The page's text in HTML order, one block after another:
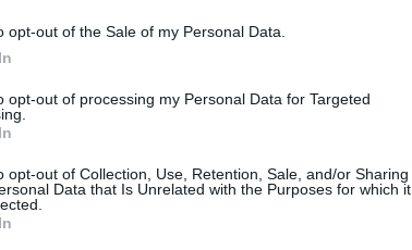
opt-out of the Sale of my Personal Data.
opt-out of processing my Personal Data for Targeted
opt-out of Collection, Use, Retention, Sale, and/or Sharing
Data that Is Unrelated with the Purposes for which it